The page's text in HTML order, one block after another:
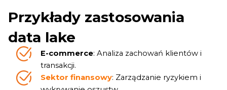
Przykłady zastosowania
data lake
E-commerce: Analiza zachowań klientów i
transakcji.
Sektor finansowy: Zarządzanie ryzykiem i